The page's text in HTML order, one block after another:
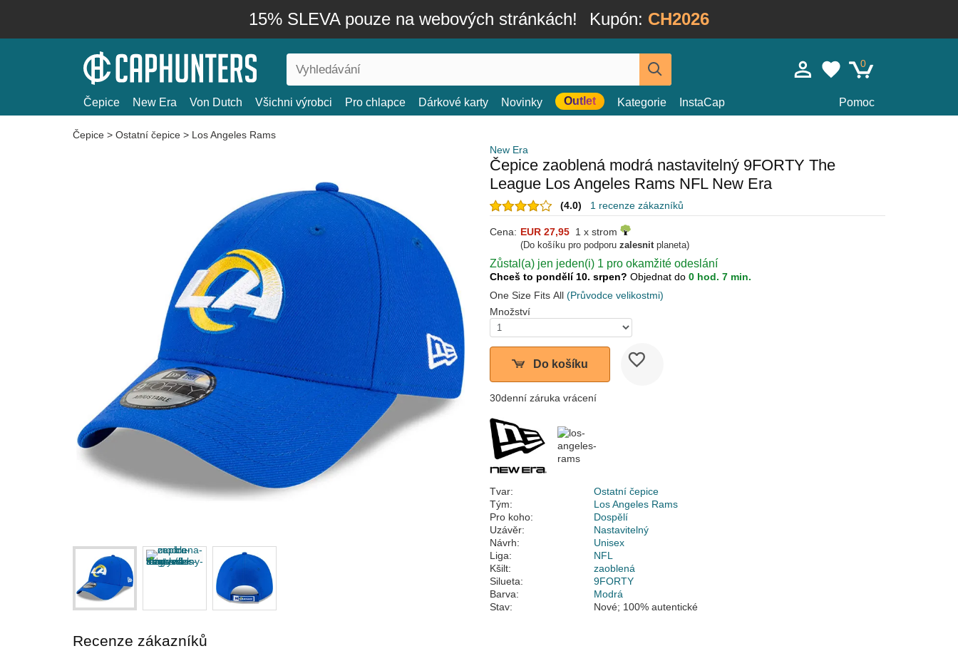
15% SLEVA pouze na webových stránkách! Kupón: CH2026
0
Čepice New Era Von Dutch Všichni výrobci Pro chlapce Dárkové karty Novinky Outlet Kategorie InstaCap Pomoc
Čepice > Ostatní čepice > Los Angeles Rams
New Era
Čepice zaoblená modrá nastavitelný 9FORTY The
League Los Angeles Rams NFL New Era
(4.0) 1 recenze zákazníků
Cena: EUR 27,95 1 x strom
(Do košíku pro podporu zalesnitplaneta)
Zůstal(a) jen jeden(i) 1 pro okamžité odeslání
Chceš to pondělí 10. srpen? Objednat do 0 hod. 7 min.
One Size Fits All (Průvodce velikostmi)
Množství
Do košíku
30denní záruka vrácení
Tvar:
Ostatní čepice
Tým:
Los Angeles Rams
Pro koho:
Dospělí
Uzávěr:
Nastavitelný
Návrh:
Unisex
Liga:
NFL
Kšilt:
zaoblená
Silueta:
9FORTY
Barva:
Modrá
Stav:
Nové; 100% autentické
Recenze zákazníků